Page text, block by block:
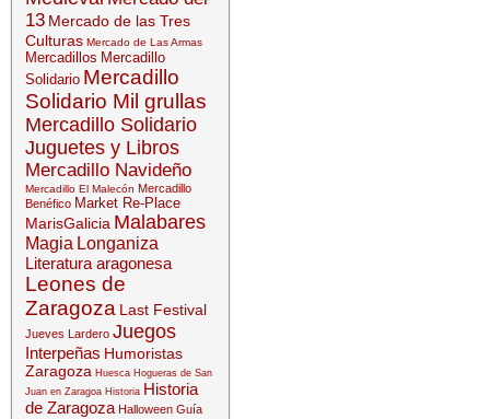
13 Mercado de las Tres
Culturas Mercado de Las Armas
Mercadillos Mercadillo
Solidario Mercadillo
Solidario Mil grullas
Mercadillo Solidario
Juguetes y Libros
Mercadillo Navideño
Mercadillo El Malecón Mercadillo
Benéfico Market Re-Place
MarisGalicia Malabares
Magia Longaniza
Literatura aragonesa
Leones de
Zaragoza Last Festival
Jueves Lardero Juegos
Interpeñas Humoristas
Zaragoza Huesca Hogueras de San
Juan en Zaragoa Historia Historia
de Zaragoza Halloween Guía